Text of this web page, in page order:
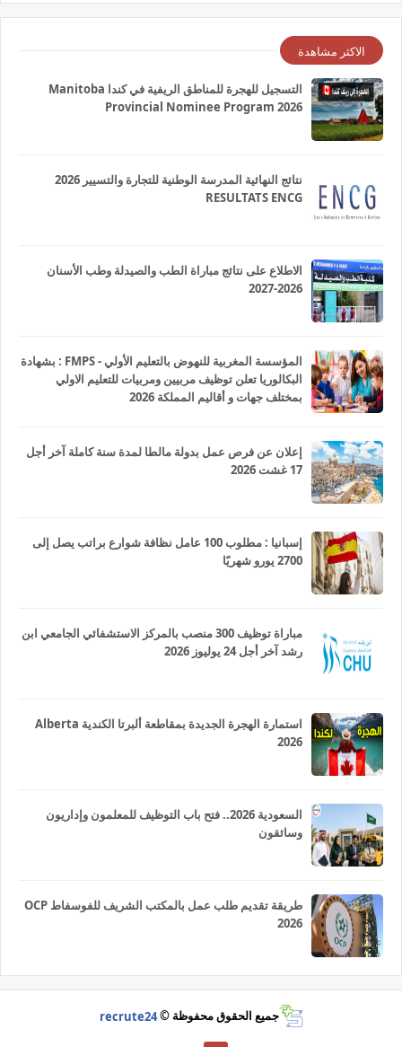
الاكثر مشاهدة
التسجيل للهجرة للمناطق الريفية في كندا Manitoba
Provincial Nominee Program 2026
نتائج النهائية المدرسة الوطنية للتجارة والتسيير 2026
RESULTATS ENCG
الاطلاع على نتائج مباراة الطب والصيدلة وطب الأسنان
2026-2027
المؤسسة المغربية للنهوض بالتعليم الأولي - FMPS : بشهادة
البكالوريا تعلن توظيف مربيين ومربيات للتعليم الاولي
بمختلف جهات و أقاليم المملكة 2026
إعلان عن فرص عمل بدولة مالطا لمدة سنة كاملة آخر أجل
17 غشت 2026
إسبانيا : مطلوب 100 عامل نظافة شوارع براتب يصل إلى
2700 يورو شهريًا
مباراة توظيف 300 منصب بالمركز الاستشفائي الجامعي ابن
رشد آخر أجل 24 يوليوز 2026
استمارة الهجرة الجديدة بمقاطعة ألبرتا الكندية Alberta
2026
السعودية 2026.. فتح باب التوظيف للمعلمون وإداريون
وسائقون
طريقة تقديم طلب عمل بالمكتب الشريف للفوسفاط OCP
2026
جميع الحقوق محفوظة ©recrute24